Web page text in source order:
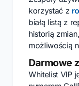
korzystać z
białą listą z
historią
możliwością
Darmowe
Whitelist VIP